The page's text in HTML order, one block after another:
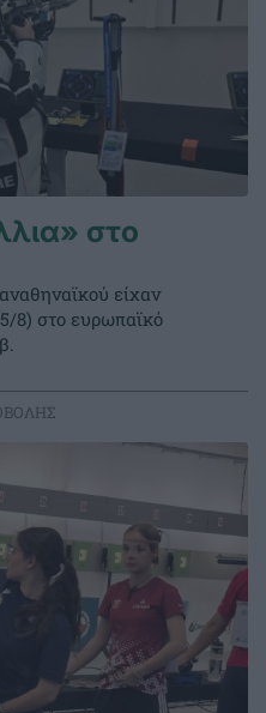
στο
είχαν
8) στο ευρωπαϊκό